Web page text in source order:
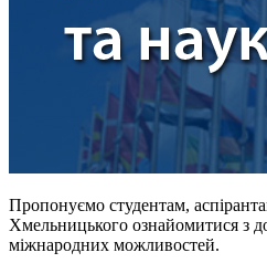
Пропонуємо студентам,
Хмельницького ознайомитися з
міжнародних можливостей.